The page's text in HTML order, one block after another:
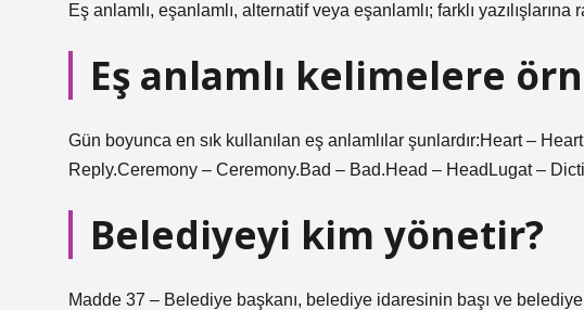
Eş anlamlı, eşanlamlı, alternatif veya eşanlamlı; farklı
Eş anlamlı kelimelere
Gün boyunca en sık kullanılan eş anlamlılar şunlardır:Heart –
Reply.Ceremony – Ceremony.Bad – Bad.Head – HeadLugat –
Belediyeyi kim yönetir?
Madde 37 – Belediye başkanı, belediye idaresinin başı ve